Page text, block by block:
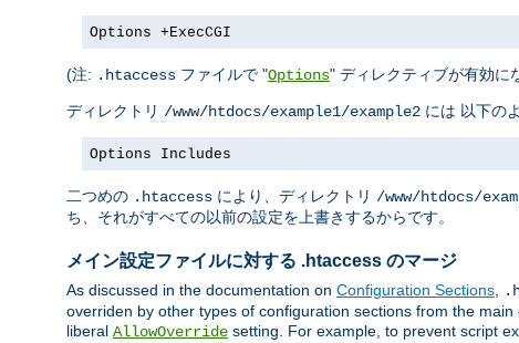
Options +ExecCGI
(注: .htaccess ファイルで "Options" ディレクティブが有効に
ディレクトリ /www/htdocs/example1/example2 には 以下の
Options Includes
二つめの .htaccess により、ディレクトリ /www/htdocs/
ち、それがすべての以前の設定を上書きするからです。
メイン設定ファイルに対する .htaccess のマージ
As discussed in the documentation on Configuration Sections
overriden by other types of configuration sections from the
liberal AllowOverride setting. For example, to prevent script